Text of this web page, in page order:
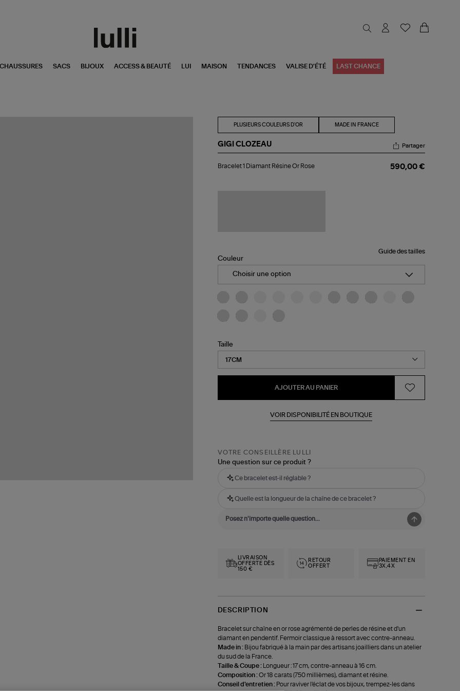
CHAUSSURES SACS BIJOUX ACCESS & BEAUTÉ LUI MAISON TENDANCES VALISE D'ÉTÉ LAST CHANCE
PLUSIEURS COULEURS D'OR MADE IN FRANCE
GIGI CLOZEAU
1
Partager
Bracelet 1 Diamant Résine Or Rose 590,00 €
Guide des tailles
Couleur
Choisir une option
Taille
AJOUTER AU PANIER
VOIR DISPONIBILITÉ EN BOUTIQUE
VOTRE CONSEILLÈRE LULLI
Une question sur ce produit ?
Ce bracelet est-il réglable ?
Quelle est la longueur de la chaîne de ce bracelet ?
LIVRAISON
OFFERTE DÈS
150 €
RETOUR
OFFERT
PAIEMENT EN
3X,4X
DESCRIPTION
Bracelet sur chaîne en or rose agrémenté de perles de résine et d'un
diamant en pendentif. Fermoir classique à ressort avec contre-anneau.
Made in : Bijou fabriqué à la main par des artisans joailliers dans un atelier
du sud de la France.
Taille & Coupe :
Longueur : 17 cm, contre-anneau à 16 cm.
Composition :Or 18 carats (750 millièmes), diamant et résine.
Conseil d'entretien : Pour raviver l'éclat de vos bijoux, trempez-les dans